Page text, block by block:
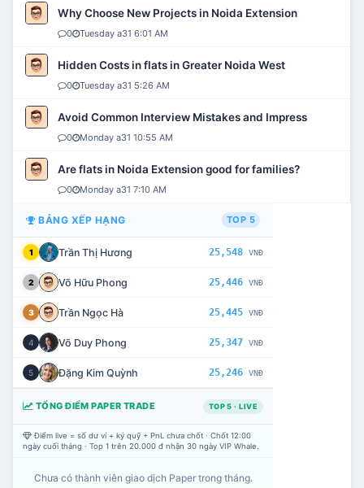
Why Choose New Projects in Noida Extension
0 Tuesday a31 6:01 AM
Hidden Costs in flats in Greater Noida West
0 Tuesday a31 5:26 AM
Avoid Common Interview Mistakes and Impress
0 Monday a31 10:55 AM
Are flats in Noida Extension good for families?
0 Monday a31 7:10 AM
BẢNG XẾP HẠNG TOP 5
1 Trần Thị Hương 25,548 VNĐ
2 Võ Hữu Phong 25,446 VNĐ
3 Trần Ngọc Hà 25,445 VNĐ
4 Võ Duy Phong 25,347 VNĐ
5 Đặng Kim Quỳnh 25,246 VNĐ
TỔNG ĐIỂM PAPER TRADE TOP 5 · LIVE
Điểm live = số dư ví + ký quỹ + PnL chưa chốt · Chốt 12:00
ngày cuối tháng · Top 1 trên 20.000 đ nhận 30 ngày VIP Whale.
Chưa có thành viên giao dịch Paper trong tháng.